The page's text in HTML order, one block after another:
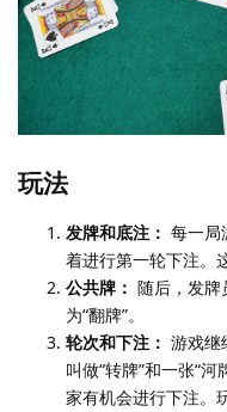
玩法
发牌和底注： 每一局
着进行第一轮下注。
公共牌： 随后，发牌
为“翻牌”。
轮次和下注： 游戏继
叫做“转牌”和一张“
家有机会进行下注。